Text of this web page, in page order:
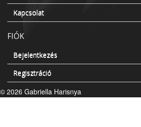
Kapcsolat
FIÓK
Bejelentkezés
Regisztráció
© 2026 Gabriella Harisnya